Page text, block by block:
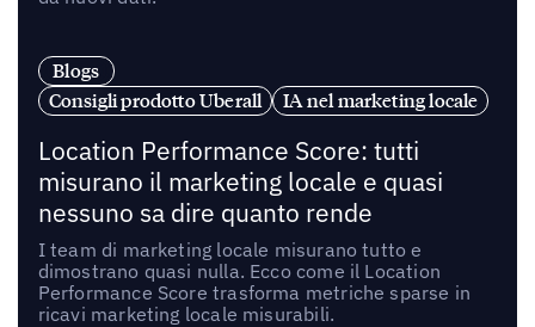
Blogs
Consigli prodotto Uberall
IA nel marketing locale
Location Performance Score: tutti
misurano il marketing locale e quasi
nessuno sa dire quanto rende
I team di marketing locale misurano tutto e
dimostrano quasi nulla. Ecco come il Location
Performance Score trasforma metriche sparse in
ricavi marketing locale misurabili.